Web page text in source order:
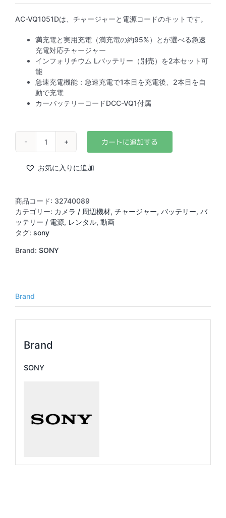
AC-VQ1051Dは、チャージャーと電源コードのキットです。
満充電と実用充電（満充電の約95%）とが選べる急速
充電対応チャージャー
インフォリチウム Lバッテリー（別売）を2本セット可
能
急速充電機能：急速充電で1本目を充電後、2本目を自
動で充電
カーバッテリーコードDCC-VQ1付属
SONY
バ
リ
ー
用
2
チ
ー
お気に入りに追加
商品コード: 32740089
カテゴリー: カメラ / 周辺機材, チャージャー, バッテリー, バ
ッテリー / 電源, レンタル, 動画
タグ: sony
Brand: SONY
Brand
Brand
SONY